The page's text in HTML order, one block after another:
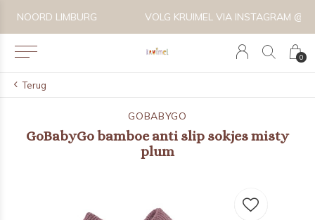
0
VOLG KRUIMEL VIA INSTAGRAM @KRUIMELKIDSBOUTIQUE
Terug
GOBABYGO
GoBabyGo bamboe anti slip sokjes misty
plum